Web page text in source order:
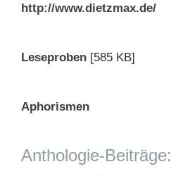
http://www.dietzmax.de/
Leseproben [585 KB]
Aphorismen
Anthologie-Beiträge: